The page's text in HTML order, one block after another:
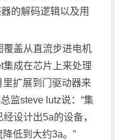
的解码逻辑以及用
盖从直流步进电机
集成在芯片上来处理
扩展到门驱动器来
监steve lutz说：“集
设计出5a的设备，
低到大约3a。”